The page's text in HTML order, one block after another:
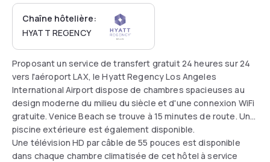
Chaîne hôtelière:
HYATT REGENCY
Proposant un service de transfert gratuit 24 heures sur 24
vers l'aéroport LAX, le Hyatt Regency Los Angeles
International Airport dispose de chambres spacieuses au
design moderne du milieu du siècle et d'une connexion WiFi
gratuite. Venice Beach se trouve à 15 minutes de route. Une
piscine extérieure est également disponible.
Une télévision HD par câble de 55 pouces est disponible
dans chaque chambre climatisée de cet hôtel à service